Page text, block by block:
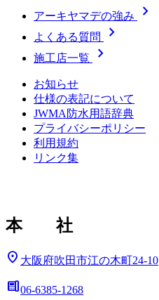
アーキヤマデの強み chevron_right
よくある質問 chevron_right
施工店一覧 chevron_right
お知らせ
仕様の表記について
JWMA防水用語辞典
プライバシーポリシー
利用規約
リンク集
本 社
location_on 大阪府吹田市江の木町24-10
deskphone06-6385-1268